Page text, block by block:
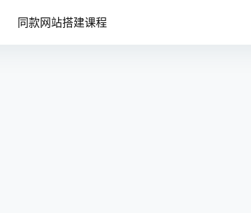
同款网站搭建课程